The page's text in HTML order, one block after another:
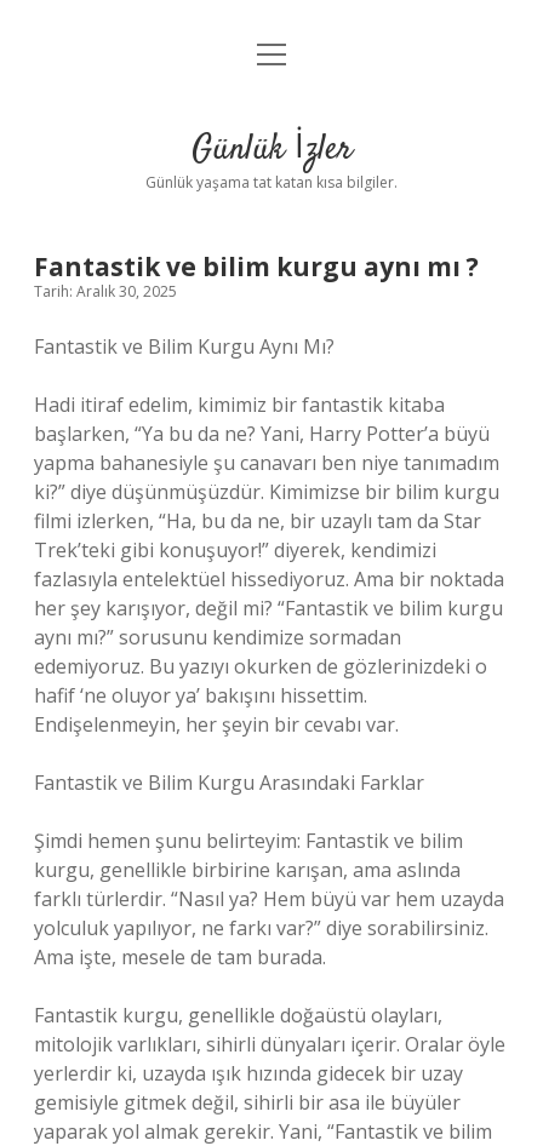
Anasayfa
Yasal Uyarı
menüyü
Günlük İzler
Günlük yaşama tat katan kısa bilgiler.
Fantastik ve bilim kurgu aynı mı ?
Tarih: Aralık 30, 2025
Fantastik ve Bilim Kurgu Aynı Mı?
Hadi itiraf edelim, kimimiz bir fantastik kitaba
başlarken, “Ya bu da ne? Yani, Harry Potter’a büyü
yapma bahanesiyle şu canavarı ben niye tanımadım
ki?” diye düşünmüşüzdür. Kimimizse bir bilim kurgu
filmi izlerken, “Ha, bu da ne, bir uzaylı tam da Star
Trek’teki gibi konuşuyor!” diyerek, kendimizi
fazlasıyla entelektüel hissediyoruz. Ama bir noktada
her şey karışıyor, değil mi? “Fantastik ve bilim kurgu
aynı mı?” sorusunu kendimize sormadan
edemiyoruz. Bu yazıyı okurken de gözlerinizdeki o
hafif ‘ne oluyor ya’ bakışını hissettim.
Endişelenmeyin, her şeyin bir cevabı var.
Fantastik ve Bilim Kurgu Arasındaki Farklar
Şimdi hemen şunu belirteyim: Fantastik ve bilim
kurgu, genellikle birbirine karışan, ama aslında
farklı türlerdir. “Nasıl ya? Hem büyü var hem uzayda
yolculuk yapılıyor, ne farkı var?” diye sorabilirsiniz.
Ama işte, mesele de tam burada.
Fantastik kurgu, genellikle doğaüstü olayları,
mitolojik varlıkları, sihirli dünyaları içerir. Oralar öyle
yerlerdir ki, uzayda ışık hızında gidecek bir uzay
gemisiyle gitmek değil, sihirli bir asa ile büyüler
yaparak yol almak gerekir. Yani, “Fantastik ve bilim